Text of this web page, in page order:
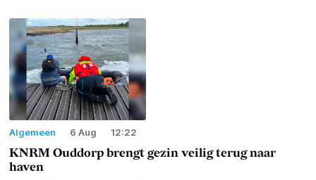
Algemeen 6 Aug 12:22
KNRM Ouddorp brengt gezin veilig terug naar
haven